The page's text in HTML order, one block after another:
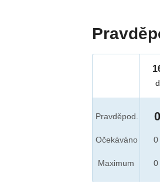
Pravděpod.
Očekáváno
Maximum
0
0